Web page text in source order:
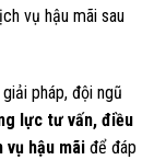
vụ hậu mãi sau
pháp, đội ngũ
lực tư vấn, điều
vụ hậu mãi để đáp